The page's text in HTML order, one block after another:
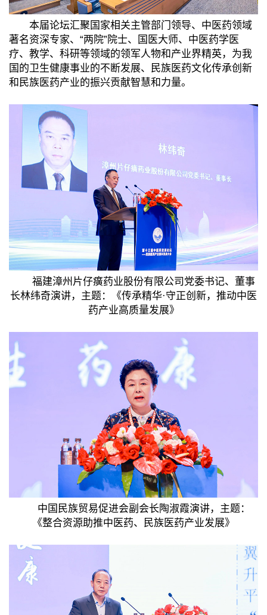
本届论坛汇聚国家相关主管部门领导、中医药领域
著名资深专家、“两院”院士、国医大师、中医药学医
疗、教学、科研等领域的领军人物和产业界精英，为我
国的卫生健康事业的不断发展、民族医药文化传承创新
和民族医药产业的振兴贡献智慧和力量。
福建漳州片仔癀药业股份有限公司党委书记、董事
长林纬奇演讲，主题：《传承精华·守正创新，推动中医
药产业高质量发展》
中国民族贸易促进会副会长陶淑霞演讲，主题：
《整合资源助推中医药、民族医药产业发展》